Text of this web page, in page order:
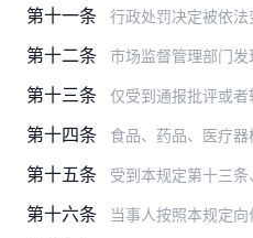
第十一条 行政处罚决定被依法变更、撤销、确认违法或者确认无
第十二条 市场监督管理部门发现其公示的行政处罚信息不准确的，应当及时更正。
第十三条 仅受到通报批评或者较低数额罚款的行政
第十四条 食品、药品、医疗器械、化妆品、特种设备、重点工业产品领域受到本规
第十五条 受到本规定第十三条、第十四条规定情形外的其他行政处罚信息公示期满
第十六条 当事人按照本规定向作出行政处罚决定的市场